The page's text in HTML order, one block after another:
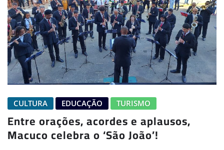
CULTURA EDUCAÇÃO TURISMO
Entre orações, acordes e aplausos,
Macuco celebra o ‘São João’!